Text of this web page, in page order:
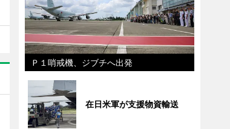
Ｐ１哨戒機、ジブチへ出発
在日米軍が支援物資輸送